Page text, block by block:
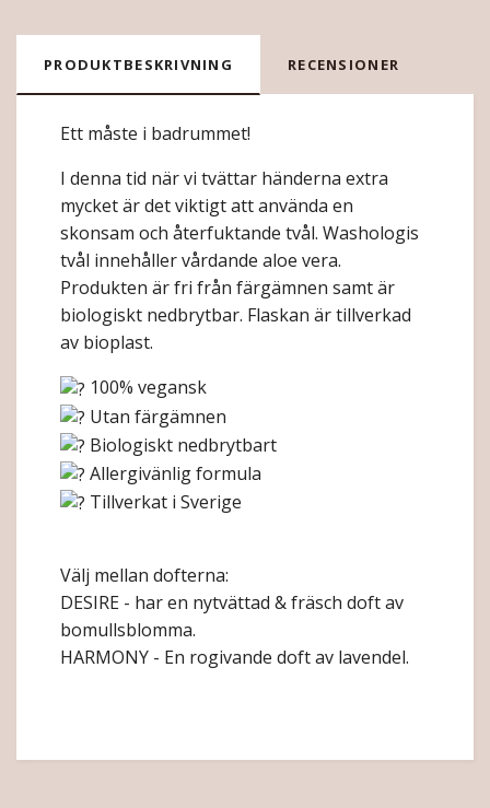
PRODUKTBESKRIVNING RECENSIONER
Ett måste i badrummet!
I denna tid när vi tvättar händerna extra
mycket är det viktigt att använda en
skonsam och återfuktande tvål. Washologis
tvål innehåller vårdande aloe vera.
Produkten är fri från färgämnen samt är
biologiskt nedbrytbar. Flaskan är tillverkad
av bioplast.
100% vegansk
Utan färgämnen
Biologiskt nedbrytbart
Allergivänlig formula
Tillverkat i Sverige
Välj mellan dofterna:
DESIRE - har en nytvättad & fräsch doft av
bomullsblomma.
HARMONY - En rogivande doft av lavendel.